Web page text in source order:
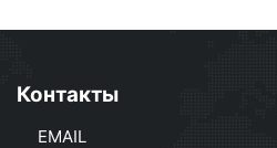
Контакты
EMAIL